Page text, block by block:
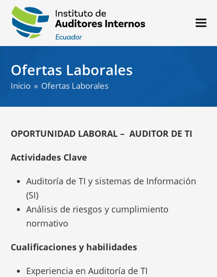
Ofertas Laborales
Inicio » Ofertas Laborales
OPORTUNIDAD LABORAL – AUDITOR DE TI
Actividades Clave
Auditoría de TI y sistemas de Información
(SI)
Análisis de riesgos y cumplimiento
normativo
Cualificaciones y habilidades
Experiencia en Auditoría de TI